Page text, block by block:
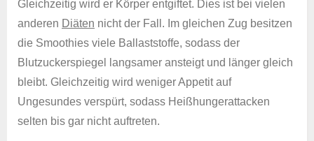
Gleichzeitig wird er Körper entgiftet. Dies ist bei vielen
anderen Diäten nicht der Fall. Im gleichen Zug besitzen
die Smoothies viele Ballaststoffe, sodass der
Blutzuckerspiegel langsamer ansteigt und länger gleich
bleibt. Gleichzeitig wird weniger Appetit auf
Ungesundes verspürt, sodass Heißhungerattacken
selten bis gar nicht auftreten.